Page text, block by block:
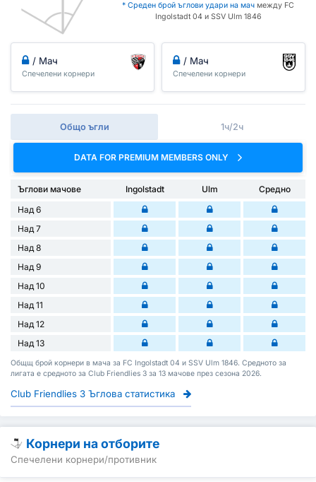
* Среден брой ъглови удари на мач между FC
Ingolstadt 04 и SSV Ulm 1846
/ Мач
Спечелени корнери
/ Мач
Спечелени корнери
Общо ъгли 1ч/2ч
DATA FOR PREMIUM MEMBERS ONLY
Ъглови мачове Ingolstadt Ulm
Средно
Над 6
Над 7
Над 8
Над 9
Над 10
Над 11
Над 12
Над 13
Общщ брой корнери в мача за FC Ingolstadt 04 и SSV Ulm 1846. Средното за
лигата е средното за Club Friendlies 3 за 13 мачове през сезона 2026.
Club Friendlies 3 Ъглова статистика
Корнери на отборите
Спечелени корнери/противник